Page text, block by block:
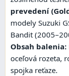
prevedení
modely Suzuki
Bandit
Obsah balenia:
oceľová rozeta,
spojka reťaze.